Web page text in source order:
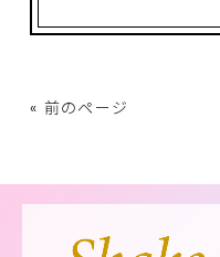
« 前のページ